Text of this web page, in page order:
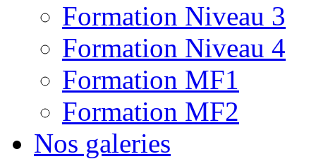
Formation Niveau 3
Formation Niveau 4
Formation MF1
Formation MF2
Nos galeries